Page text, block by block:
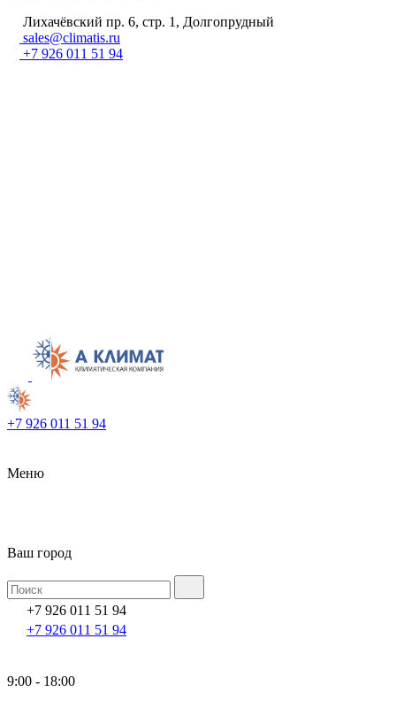
Лихачёвский пр. 6, стр. 1, Долгопрудный
sales@climatis.ru
+7 926 011 51 94
+7 926 011 51 94
Меню
Ваш город
+7 926 011 51 94
+7 926 011 51 94
9:00 - 18:00